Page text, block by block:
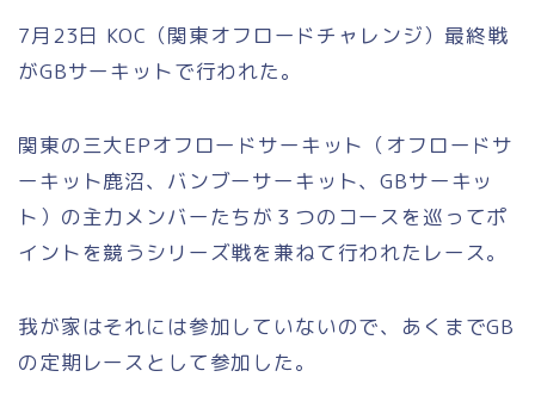
7月23日 KOC（関東オフロードチャレンジ）最終戦
がGBサーキットで行われた。
関東の三大EPオフロードサーキット（オフロードサ
ーキット鹿沼、バンブーサーキット、GBサーキッ
ト）の主力メンバーたちが３つのコースを巡ってポ
イントを競うシリーズ戦を兼ねて行われたレース。
我が家はそれには参加していないので、あくまでGB
の定期レースとして参加した。